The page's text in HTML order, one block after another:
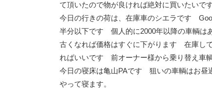
て頂いたので物が良ければ絶対に買いたいで
今日の行きの荷は、在庫車のシエラです
半分以下です 個人的に2000年以降の車輌は
古くなれば価格はすぐに下がります 在庫し
ればいいです 前オーナー様から乗り替え車
今日の寝床は亀山PAです 狙いの車輌はお
やって寝ます。